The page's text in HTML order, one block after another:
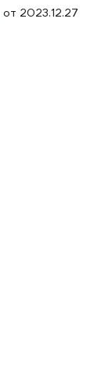
2023.12.27